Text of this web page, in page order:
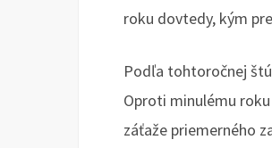
roku dovtedy, kým
Podľa tohtoročnej
Oproti minulému
záťaže priemerného